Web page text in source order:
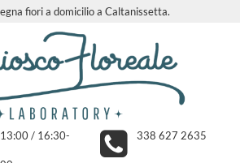
fiori a domicilio a Caltanissetta.
/ 16:30-
338 627 2635